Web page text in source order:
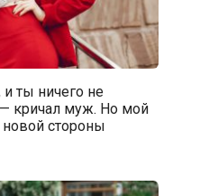
ты ничего не
кричал муж. Но мой
стороны